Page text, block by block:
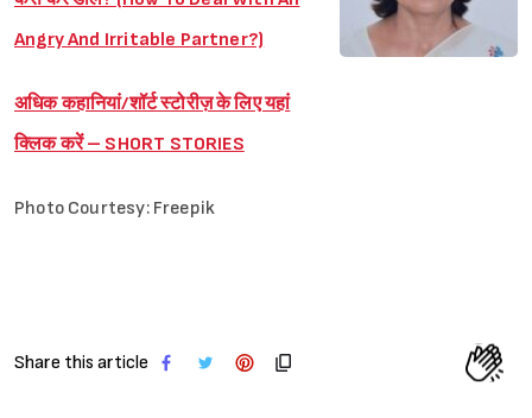
Angry And Irritable Partner?)
अधिक कहानियां/शॉर्ट स्टोरीज़ के लिए यहां
क्लिक करें – SHORT STORIES
Photo Courtesy: Freepik
Share this article